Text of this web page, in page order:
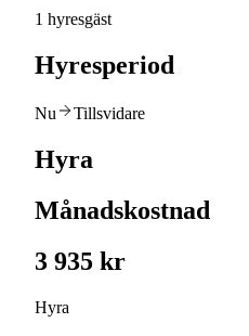
1 hyresgäst
Hyresperiod
Nu Tillsvidare
Hyra
Månadskostnad
3 935 kr
Hyra